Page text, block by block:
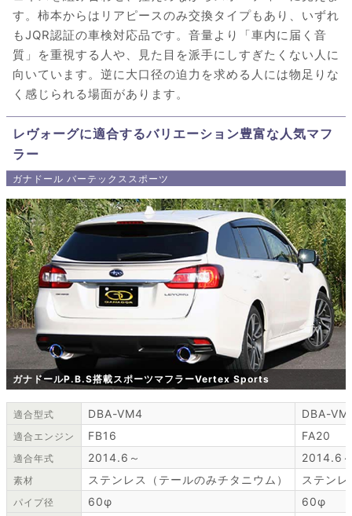
す。柿本からはリアピースのみ交換タイプもあり、いずれ
もJQR認証の車検対応品です。音量より「車内に届く音
質」を重視する人や、見た目を派手にしすぎたくない人に
向いています。逆に大口径の迫力を求める人には物足りな
く感じられる場面があります。
レヴォーグに適合するバリエーション豊富な人気マフ
ラー
ガナドール バーテックススポーツ
ガナドールP.B.S搭載スポーツマフラーVertex Sports
適合型式 DBA-VM4 DBA-
適合エンジン FB16 FA20
適合年式 2014.6～ 2014.6
素材 ステンレス（テールのみチタニウム） ステン
パイプ径 60φ 60φ